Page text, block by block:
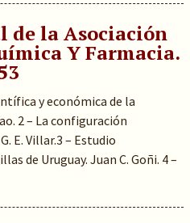
de la Asociación
Y Farmacia.
y económica de la
2 – La configuración
E. Villar.3 – Estudio
de Uruguay. Juan C. Goñi. 4 –